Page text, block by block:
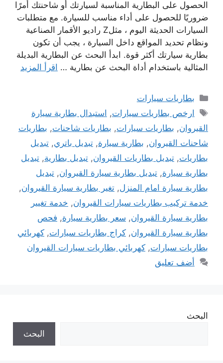
الحصول على البطارية المناسبة لسيارتك أو شاحنتك أمرًا
ضروريًا للحصول على أداء مناسب للسيارة. مع متطلبات
السيارات الحديثة اليوم ، مثلZ راديو الأقمار الصناعية
ونظام تحديد المواقع داخل السيارة ، يجب أن تكون
بطارية سيارتك أكثر قوة. ابدأ البحث عن البطارية البديلة
المثالية باستخدام أداة البحث عن بطارية … اقرأ المزيد
التصنيفات
بطاريات سيارات
الوسوم
ارخص بطاريات سيارات, استبدال بطارية سيارة
القيروان, بطاريات سيارات, بطاريات شاحنات, بطاريات
شاحنات القيروان, بطارية سيارة, تبديل باتري, تبديل
بطاريات, تبديل بطاريات القيروان, تبديل بطارية, تبديل
بطارية سيارة, تبديل بطارية سيارة القيروان, تبديل
بطارية سيارة امام المنزل, تغير بطارية سيارة القيروان,
خدمة تركيب بطاريات سيارات القيروان, خدمة تغيير
بطارية سيارة القيروان, سعر بطارية سيارة, فحص
بطارية سيارة القيروان, كراج بطاريات سيارات, كهربائي
بطاريات سيارات, كهربائي بطاريات سيارات القيروان
أضف تعليق
البحث
البحث